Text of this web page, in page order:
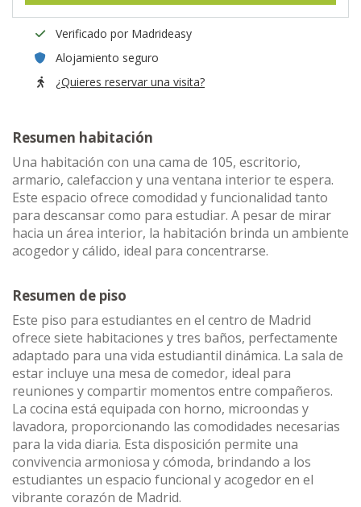
Verificado por Madrideasy
Alojamiento seguro
¿Quieres reservar una visita?
Resumen habitación
Una habitación con una cama de 105, escritorio,
armario, calefaccion y una ventana interior te espera.
Este espacio ofrece comodidad y funcionalidad tanto
para descansar como para estudiar. A pesar de mirar
hacia un área interior, la habitación brinda un ambiente
acogedor y cálido, ideal para concentrarse.
Resumen de piso
Este piso para estudiantes en el centro de Madrid
ofrece siete habitaciones y tres baños, perfectamente
adaptado para una vida estudiantil dinámica. La sala de
estar incluye una mesa de comedor, ideal para
reuniones y compartir momentos entre compañeros.
La cocina está equipada con horno, microondas y
lavadora, proporcionando las comodidades necesarias
para la vida diaria. Esta disposición permite una
convivencia armoniosa y cómoda, brindando a los
estudiantes un espacio funcional y acogedor en el
vibrante corazón de Madrid.